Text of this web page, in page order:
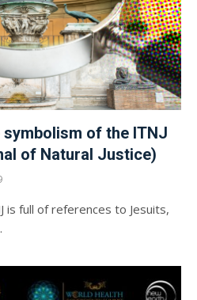
of the ITNJ
of Natural Justice)
is full of references to Jesuits,